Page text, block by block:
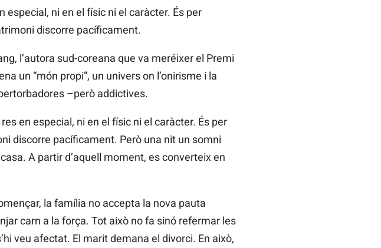
especial, ni en el físic ni el caràcter. És per
discorre pacíficament.
l’autora sud-coreana que va meréixer el Premi
un “món propi”, un univers on l’onirisme i la
–però addictives.
en especial, ni en el físic ni el caràcter. És per
discorre pacíficament. Però una nit un somni
A partir d’aquell moment, es converteix en
la família no accepta la nova pauta
carn a la força. Tot això no fa sinó refermar les
veu afectat. El marit demana el divorci. En això,